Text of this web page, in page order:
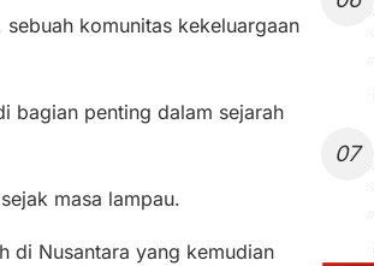
komunitas kekeluargaan
bagian penting dalam sejarah
masa lampau.
di Nusantara yang kemudian
07